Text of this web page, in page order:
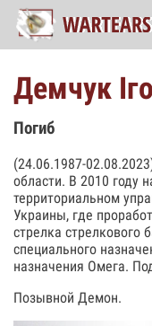
Демчук
Погиб
(24.06.1987-
области. В 2010 году
территориальном
Украины, где
стрелка стрелкового
специального
назначения Омега.
Позывной Демон.